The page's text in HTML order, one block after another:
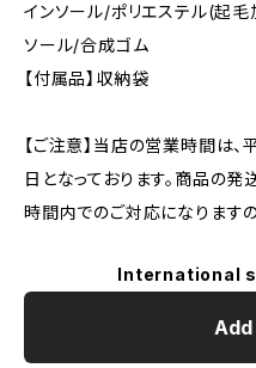
インソール/ポリエステル(起毛
ソール/合成ゴム
【付属品】収納袋
【ご注意】当店の営業時間は
日となっております。商品の発
時間内でのご対応になります
International